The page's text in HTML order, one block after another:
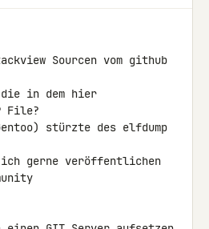
Sourcen vom github
in dem hier
File?
stürzte des elfdump
ich gerne veröffentlichen